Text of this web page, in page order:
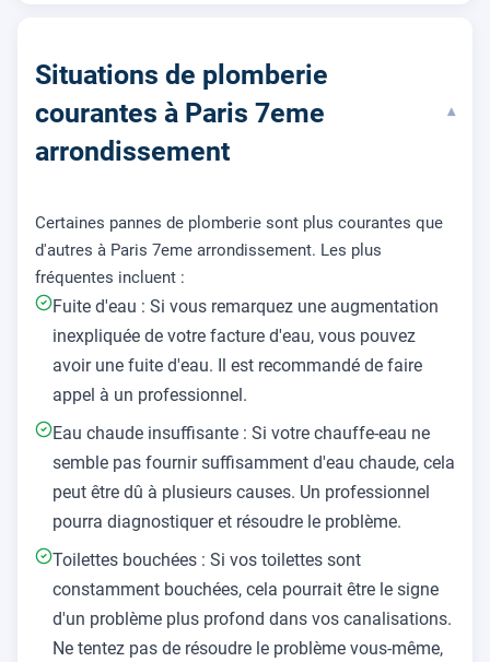
Situations de plomberie
courantes à Paris 7eme
arrondissement
▾
Certaines pannes de plomberie sont plus courantes que
d'autres à Paris 7eme arrondissement. Les plus
fréquentes incluent :
Fuite d'eau : Si vous remarquez une augmentation
inexpliquée de votre facture d'eau, vous pouvez
avoir une fuite d'eau. Il est recommandé de faire
appel à un professionnel.
Eau chaude insuffisante : Si votre chauffe-eau ne
semble pas fournir suffisamment d'eau chaude, cela
peut être dû à plusieurs causes. Un professionnel
pourra diagnostiquer et résoudre le problème.
Toilettes bouchées : Si vos toilettes sont
constamment bouchées, cela pourrait être le signe
d'un problème plus profond dans vos canalisations.
Ne tentez pas de résoudre le problème vous-même,